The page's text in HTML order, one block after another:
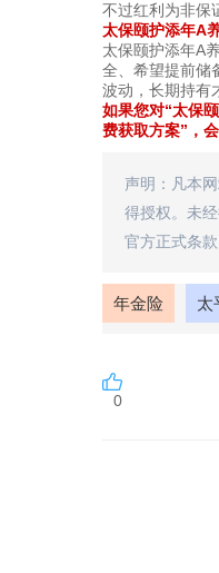
不过红利为非保
太保颐护添年A
太保颐护添年A
全、希望提前储
波动，长期持有
如果您对“太保
费获取方案”，
声明：凡本
得授权。未
官方正式条
年金险 太
0